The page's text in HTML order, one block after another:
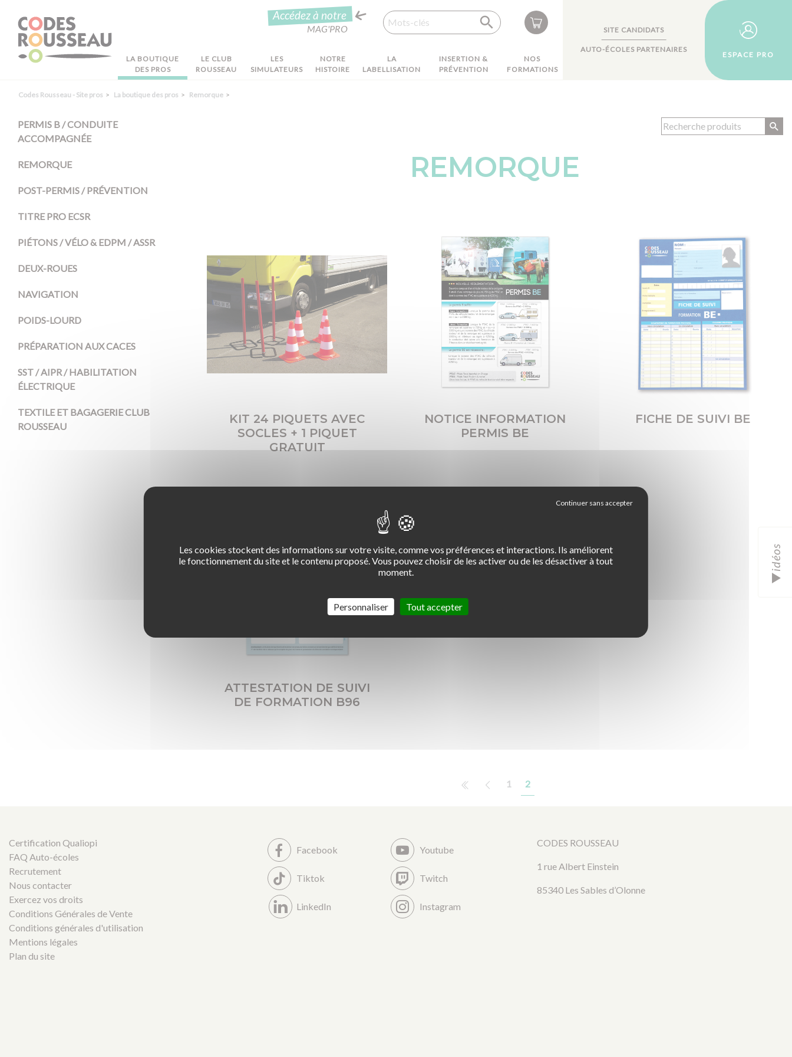
LA BOUTIQUE
DES PROS
LE CLUB
ROUSSEAU
LES
SIMULATEURS
NOTRE
HISTOIRE
LA
LABELLISATION
INSERTION &
PRÉVENTION
NOS
FORMATIONS
Accédez à notre
MAG'PRO
Recherche
SITE CANDIDATS
AUTO-ÉCOLES PARTENAIRES
ESPACE PRO
Codes Rousseau - Site pros La boutique des pros Remorque
PERMIS B / CONDUITE
ACCOMPAGNÉE
REMORQUE
POST-PERMIS / PRÉVENTION
TITRE PRO ECSR
PIÉTONS / VÉLO & EDPM / ASSR
DEUX-ROUES
NAVIGATION
POIDS-LOURD
PRÉPARATION AUX CACES
SST / AIPR / HABILITATION
ÉLECTRIQUE
TEXTILE ET BAGAGERIE CLUB
ROUSSEAU
REMORQUE
KIT 24 PIQUETS AVEC
SOCLES + 1 PIQUET
GRATUIT
NOTICE INFORMATION
PERMIS BE
FICHE DE SUIVI BE
ATTESTATION DE SUIVI
DE FORMATION B96
1 2
Certification Qualiopi
FAQ Auto-écoles
Recrutement
Nous contacter
Exercez vos droits
Conditions Générales de Vente
Conditions générales d'utilisation
Mentions légales
Plan du site
Facebook Youtube
Tiktok Twitch
LinkedIn Instagram
CODES ROUSSEAU
1 rue Albert Einstein
85340 Les Sables d’Olonne
idéos
Les cookies stockent des informations sur votre visite, comme vos préférences et interactions. Ils améliorent
le fonctionnement du site et le contenu proposé. Vous pouvez choisir de les activer ou de les désactiver à tout
moment.
Tout accepter
Personnaliser